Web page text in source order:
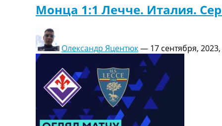
Монца 1:1 Лечче. Италия.
Олександр Яцентюк— 17 сентября,